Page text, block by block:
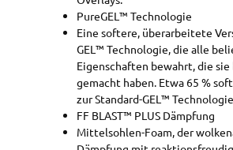
PureGEL™ Technologie
Eine softere, überarbeitete
GEL™ Technologie, die alle
Eigenschaften bewahrt, die
gemacht haben. Etwa 65 %
zur Standard-GEL™
FF BLAST™ PLUS Dämpfung
Mittelsohlen-Foam, der